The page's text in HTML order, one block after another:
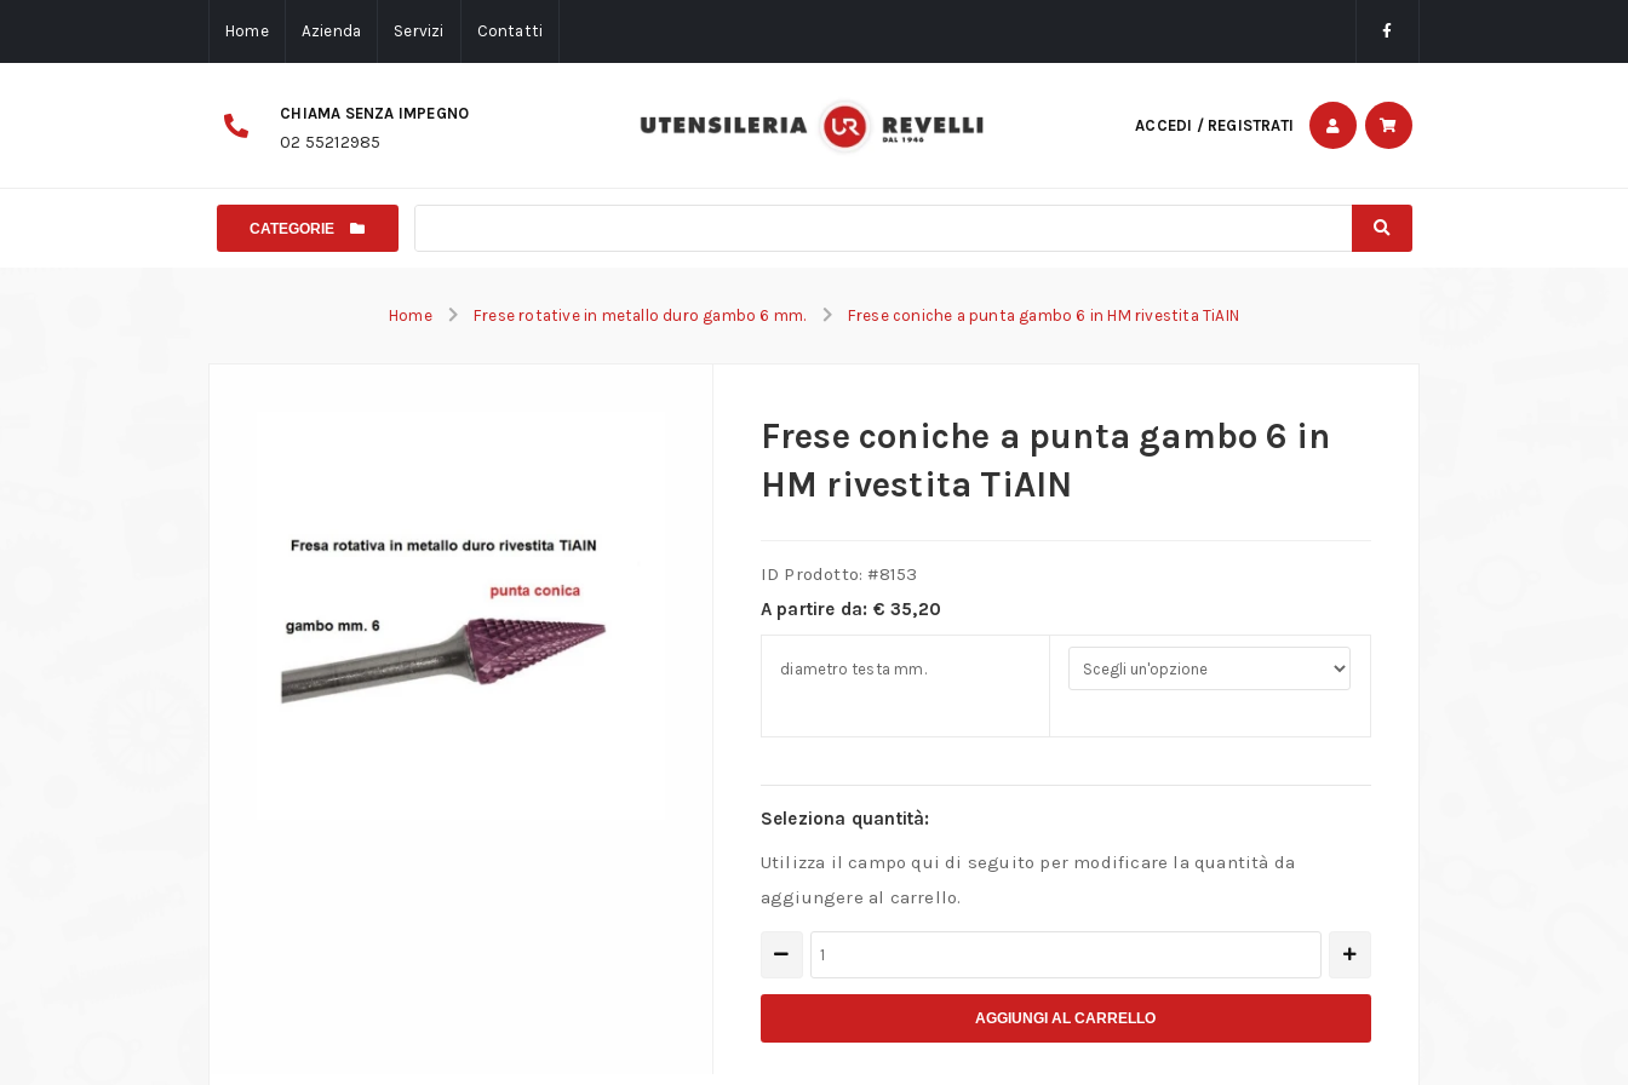
Home Azienda Servizi Contatti
CHIAMA SENZA IMPEGNO
02 55212985
ACCEDI / REGISTRATI
CATEGORIE
Home Frese rotative in metallo duro gambo 6 mm. Frese coniche a punta gambo 6 in HM rivestita TiAIN
Frese coniche a punta gambo 6 in
HM rivestita TiAIN
ID Prodotto: #8153
A partire da: € 35,20
diametro testa mm.
Seleziona quantità:
Utilizza il campo qui di seguito per modificare la quantità da
aggiungere al carrello.
Frese
coniche
AGGIUNGI AL CARRELLO